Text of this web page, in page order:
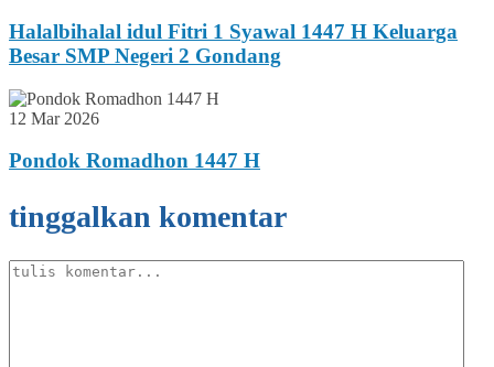
Halalbihalal idul Fitri 1 Syawal 1447 H Keluarga
Besar SMP Negeri 2 Gondang
12 Mar 2026
Pondok Romadhon 1447 H
tinggalkan komentar